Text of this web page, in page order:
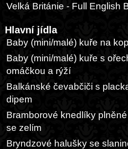
Velká Británie - Full English
Hlavní jídla
Baby (mini/malé) kuře na
Baby (mini/malé) kuře s
omáčkou a rýží
Balkánské čevabčiči s
dipem
Bramborové knedlíky
se zelím
Bryndzové halušky se